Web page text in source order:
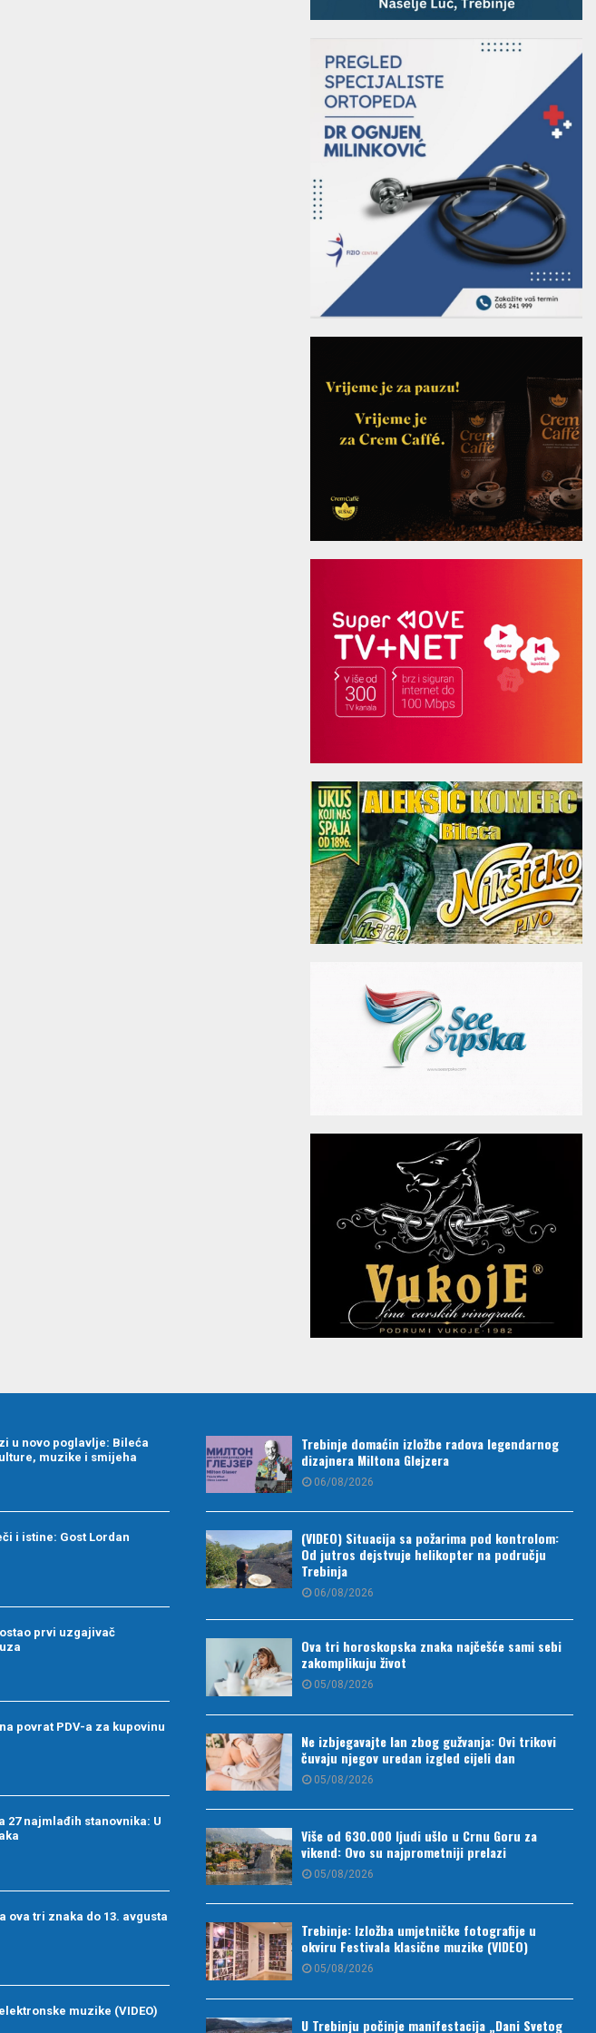
u novo poglavlje: Bileća
muzike i smijeha
i istine: Gost Lordan
prvi uzgajivač
povrat PDV-a za kupovinu
27 najmlađih stanovnika: U
ova tri znaka do 13. avgusta
muzike (VIDEO)
Trebinje domaćin izložbe radova legendarnog
dizajnera Miltona Glejzera
06/08/2026
(VIDEO) Situacija sa požarima pod kontrolom:
Od jutros dejstvuje helikopter na području
Trebinja
06/08/2026
Ova tri horoskopska znaka najčešće sami sebi
zakomplikuju život
05/08/2026
Ne izbjegavajte lan zbog gužvanja: Ovi trikovi
čuvaju njegov uredan izgled cijeli dan
05/08/2026
Više od 630.000 ljudi ušlo u Crnu Goru za
vikend: Ovo su najprometniji prelazi
05/08/2026
Trebinje: Izložba umjetničke fotografije u
okviru Festivala klasične muzike (VIDEO)
05/08/2026
U Trebinju počinje manifestacija „Dani Svetog